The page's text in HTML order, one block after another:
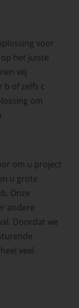
voor
het juiste
wij
b of zelfs c
om
om u project
u grote
Onze
andere
Doordat we
veel